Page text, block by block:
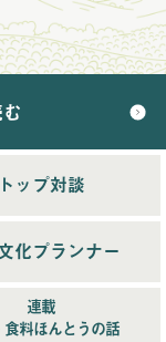
トップ対談
化プランナー
連載
食料ほんとうの話